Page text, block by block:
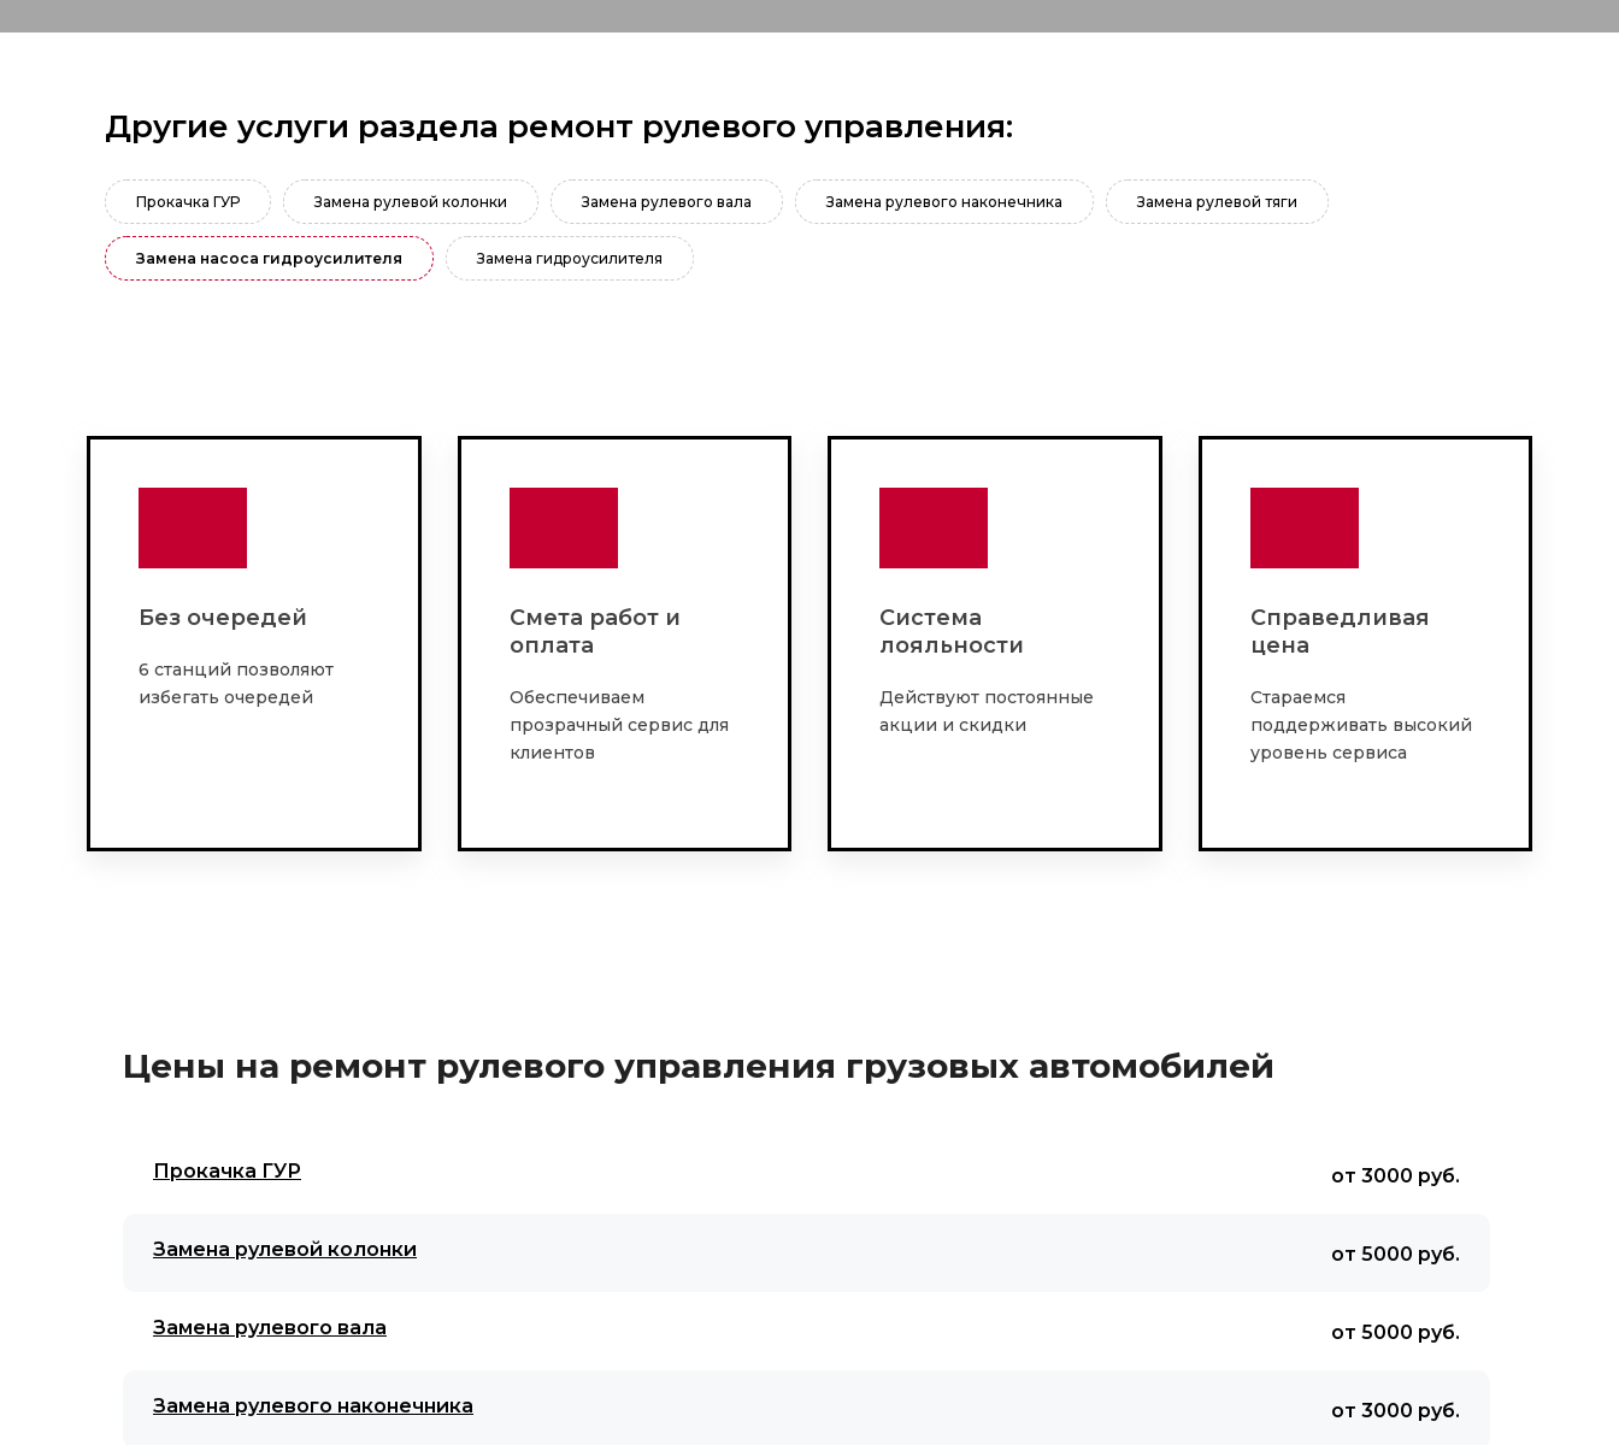
Другие услуги раздела ремонт рулевого управления:
Прокачка ГУР Замена рулевой колонки Замена рулевого вала Замена рулевого наконечника Замена рулевой тяги
Замена насоса гидроусилителя Замена гидроусилителя
Без очередей
6 станций позволяют
избегать очередей
Смета работ и
оплата
Обеспечиваем
прозрачный сервис для
клиентов
Система
лояльности
Действуют постоянные
акции и скидки
Справедливая
цена
Стараемся
поддерживать высокий
уровень сервиса
Цены на ремонт рулевого управления грузовых автомобилей
Прокачка ГУР от 3000 руб.
Замена рулевой колонки от 5000 руб.
Замена рулевого вала от 5000 руб.
Замена рулевого наконечника от 3000 руб.